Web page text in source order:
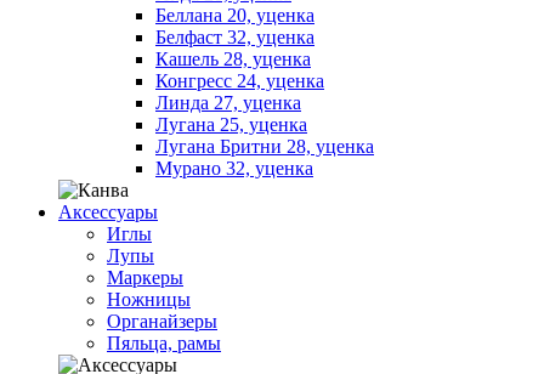
Беллана 20, уценка
Белфаст 32, уценка
Кашель 28, уценка
Конгресс 24, уценка
Линда 27, уценка
Лугана 25, уценка
Лугана Бритни 28, уценка
Мурано 32, уценка
Аксессуары
Иглы
Лупы
Маркеры
Ножницы
Органайзеры
Пяльца, рамы